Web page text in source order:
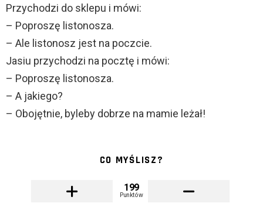
Przychodzi do sklepu i mówi:
– Poproszę listonosza.
– Ale listonosz jest na poczcie.
Jasiu przychodzi na pocztę i mówi:
– Poproszę listonosza.
– A jakiego?
– Obojętnie, byleby dobrze na mamie leżał!
CO MYŚLISZ?
199
Punktów